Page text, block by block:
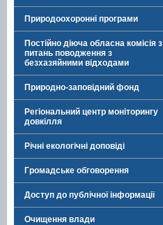
Природоохоронні програми
Постійно діюча обласна комісія з
питань поводження з
безхазяйними відходами
Природно-заповідний фонд
Регіональний центр моніторингу
довкілля
Річні екологічні доповіді
Громадське обговорення
Доступ до публічної інформації
Очищення влади